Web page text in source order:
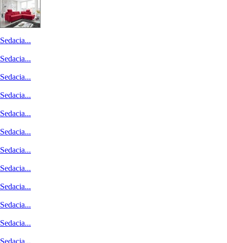
Sedacia...
Sedacia...
Sedacia...
Sedacia...
Sedacia...
Sedacia...
Sedacia...
Sedacia...
Sedacia...
Sedacia...
Sedacia...
Sedacia...